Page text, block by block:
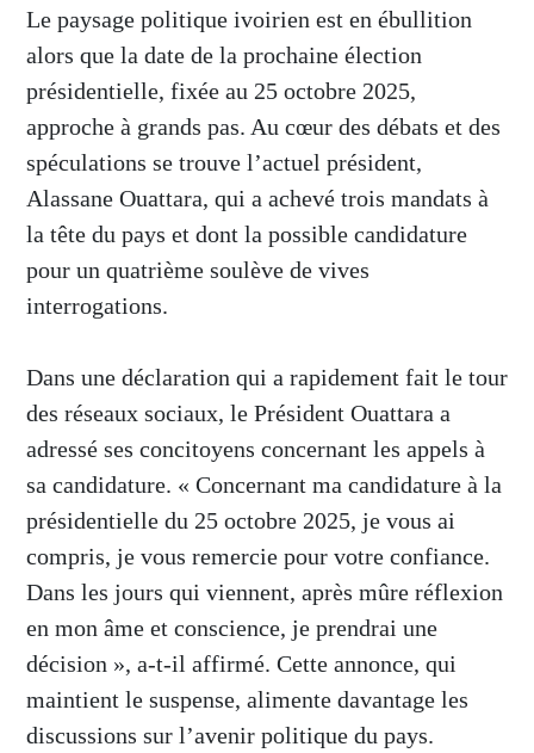
Le paysage politique ivoirien est en ébullition
alors que la date de la prochaine élection
présidentielle, fixée au 25 octobre 2025,
approche à grands pas. Au cœur des débats et des
spéculations se trouve l’actuel président,
Alassane Ouattara, qui a achevé trois mandats à
la tête du pays et dont la possible candidature
pour un quatrième soulève de vives
interrogations.
Dans une déclaration qui a rapidement fait le tour
des réseaux sociaux, le Président Ouattara a
adressé ses concitoyens concernant les appels à
sa candidature. « Concernant ma candidature à la
présidentielle du 25 octobre 2025, je vous ai
compris, je vous remercie pour votre confiance.
Dans les jours qui viennent, après mûre réflexion
en mon âme et conscience, je prendrai une
décision », a-t-il affirmé. Cette annonce, qui
maintient le suspense, alimente davantage les
discussions sur l’avenir politique du pays.